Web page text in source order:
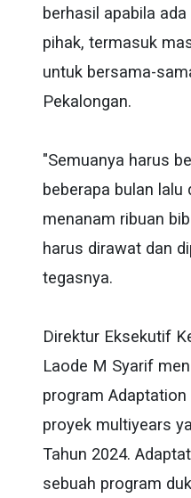
berhasil apabila
pihak, termasuk
untuk bersama-
Pekalongan.
"Semuanya harus
beberapa bulan lalu
menanam ribuan
harus dirawat dan
tegasnya.
Direktur Eksekutif
Laode M Syarif
program
proyek multiyears
Tahun 2024.
sebuah program